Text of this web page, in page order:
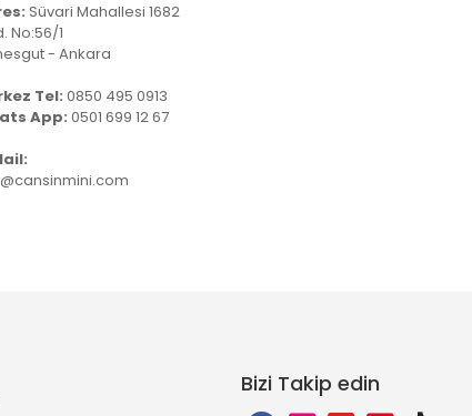
Süvari Mahallesi 1682
No:56/1
- Ankara
Tel: 0850 495 0913
App: 0501 699 12 67
Bizi Takip edin